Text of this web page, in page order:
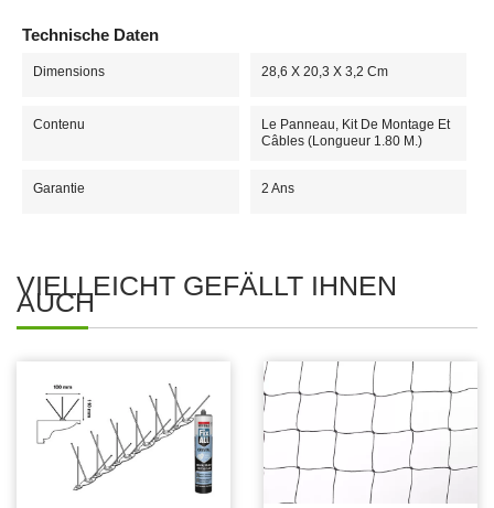
Technische Daten
Dimensions 28,6 X 20,3 X 3,2 Cm
Contenu
Le Panneau, Kit De Montage Et
Câbles (longueur 1.80 M.)
Garantie 2 Ans
VIELLEICHT GEFÄLLT IHNEN
AUCH